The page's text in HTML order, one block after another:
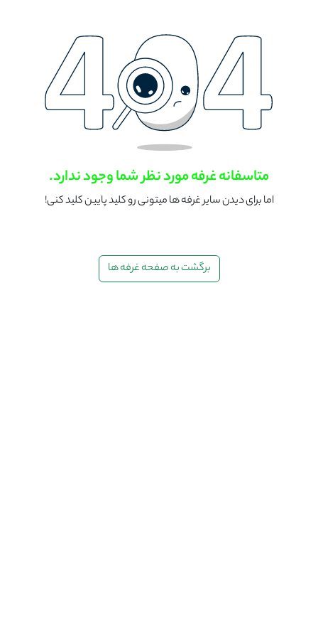
متاسفانه غرفه مورد نظر شما وجود ندارد.
اما برای دیدن سایر غرفه ها میتونی رو کلید پایین کلید کنی!
برگشت به صفحه غرفه ها